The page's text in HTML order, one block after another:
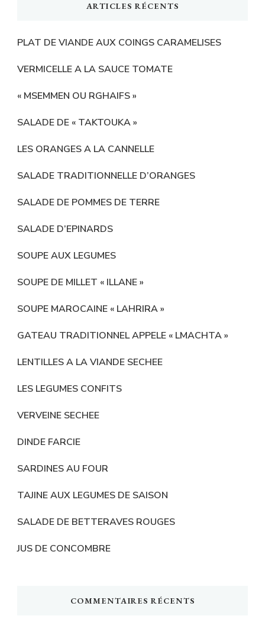
ARTICLES RÉCENTS
PLAT DE VIANDE AUX COINGS CARAMELISES
VERMICELLE A LA SAUCE TOMATE
« MSEMMEN OU RGHAIFS »
SALADE DE « TAKTOUKA »
LES ORANGES A LA CANNELLE
SALADE TRADITIONNELLE D’ORANGES
SALADE DE POMMES DE TERRE
SALADE D’EPINARDS
SOUPE AUX LEGUMES
SOUPE DE MILLET « ILLANE »
SOUPE MAROCAINE « LAHRIRA »
GATEAU TRADITIONNEL APPELE « LMACHTA »
LENTILLES A LA VIANDE SECHEE
LES LEGUMES CONFITS
VERVEINE SECHEE
DINDE FARCIE
SARDINES AU FOUR
TAJINE AUX LEGUMES DE SAISON
SALADE DE BETTERAVES ROUGES
JUS DE CONCOMBRE
COMMENTAIRES RÉCENTS